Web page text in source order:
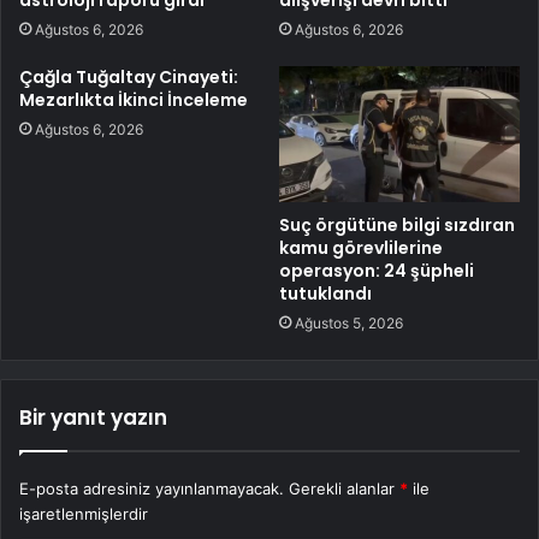
Ağustos 6, 2026 Ağustos 6, 2026
Çağla Tuğaltay Cinayeti:
Mezarlıkta İkinci İnceleme
Ağustos 6, 2026
Suç örgütüne bilgi sızdıran
kamu görevlilerine
operasyon: 24 şüpheli
tutuklandı
Ağustos 5, 2026
Bir yanıt yazın
E-posta adresiniz yayınlanmayacak. Gerekli alanlar * ile
işaretlenmişlerdir